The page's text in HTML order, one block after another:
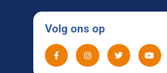
Volg ons op